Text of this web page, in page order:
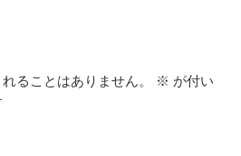
ることはありません。 ※ が付い